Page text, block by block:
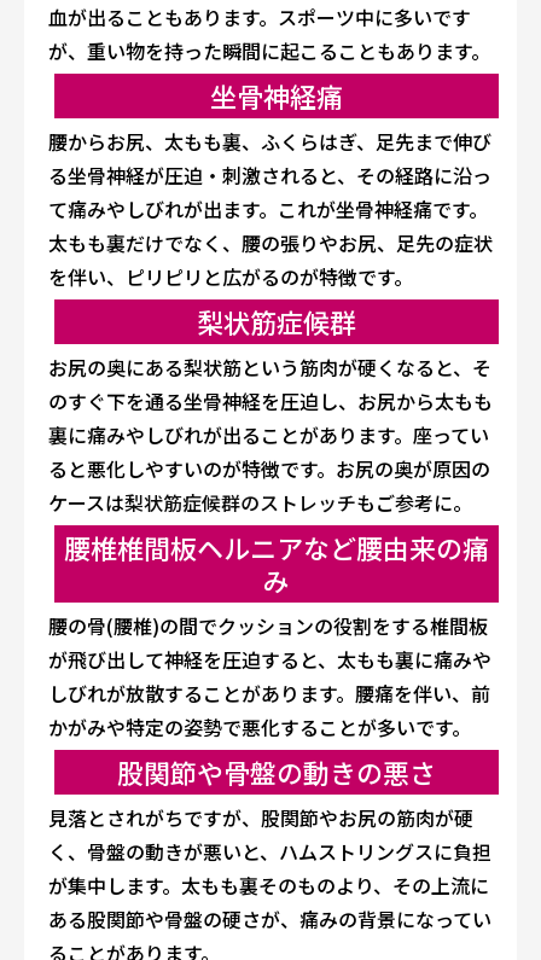
血が出ることもあります。スポーツ中に多いです
が、重い物を持った瞬間に起こることもあります。
坐骨神経痛
腰からお尻、太もも裏、ふくらはぎ、足先まで伸び
る坐骨神経が圧迫・刺激されると、その経路に沿っ
て痛みやしびれが出ます。これが坐骨神経痛です。
太もも裏だけでなく、腰の張りやお尻、足先の症状
を伴い、ピリピリと広がるのが特徴です。
梨状筋症候群
お尻の奥にある梨状筋という筋肉が硬くなると、そ
のすぐ下を通る坐骨神経を圧迫し、お尻から太もも
裏に痛みやしびれが出ることがあります。座ってい
ると悪化しやすいのが特徴です。お尻の奥が原因の
ケースは梨状筋症候群のストレッチもご参考に。
腰椎椎間板ヘルニアなど腰由来の痛
み
腰の骨(腰椎)の間でクッションの役割をする椎間板
が飛び出して神経を圧迫すると、太もも裏に痛みや
しびれが放散することがあります。腰痛を伴い、前
かがみや特定の姿勢で悪化することが多いです。
股関節や骨盤の動きの悪さ
見落とされがちですが、股関節やお尻の筋肉が硬
く、骨盤の動きが悪いと、ハムストリングスに負担
が集中します。太もも裏そのものより、その上流に
ある股関節や骨盤の硬さが、痛みの背景になってい
ることがあります。